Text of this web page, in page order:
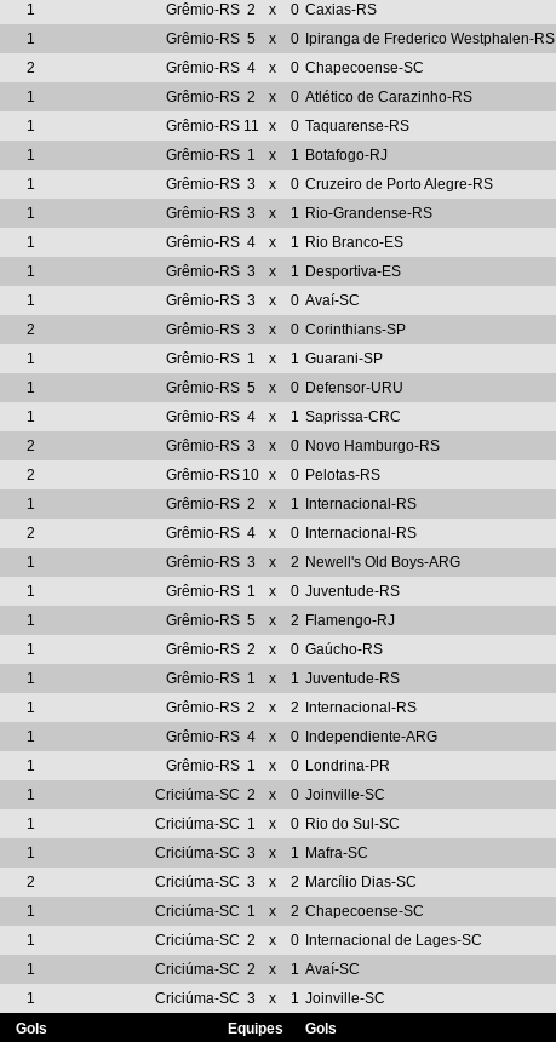
1 Grêmio-RS 2 x 0 Caxias-RS
1 Grêmio-RS 5 x 0 Ipiranga de Frederico Westphalen-RS
2 Grêmio-RS 4 x 0 Chapecoense-SC
1 Grêmio-RS 2 x 0 Atlético de Carazinho-RS
1 Grêmio-RS 11 x 0 Taquarense-RS
1 Grêmio-RS 1 x 1 Botafogo-RJ
1 Grêmio-RS 3 x 0 Cruzeiro de Porto Alegre-RS
1 Grêmio-RS 3 x 1 Rio-Grandense-RS
1 Grêmio-RS 4 x 1 Rio Branco-ES
1 Grêmio-RS 3 x 1 Desportiva-ES
1 Grêmio-RS 3 x 0 Avaí-SC
2 Grêmio-RS 3 x 0 Corinthians-SP
1 Grêmio-RS 1 x 1 Guarani-SP
1 Grêmio-RS 5 x 0 Defensor-URU
1 Grêmio-RS 4 x 1 Saprissa-CRC
2 Grêmio-RS 3 x 0 Novo Hamburgo-RS
2 Grêmio-RS 10 x 0 Pelotas-RS
1 Grêmio-RS 2 x 1 Internacional-RS
2 Grêmio-RS 4 x 0 Internacional-RS
1 Grêmio-RS 3 x 2 Newell's Old Boys-ARG
1 Grêmio-RS 1 x 0 Juventude-RS
1 Grêmio-RS 5 x 2 Flamengo-RJ
1 Grêmio-RS 2 x 0 Gaúcho-RS
1 Grêmio-RS 1 x 1 Juventude-RS
1 Grêmio-RS 2 x 2 Internacional-RS
1 Grêmio-RS 4 x 0 Independiente-ARG
1 Grêmio-RS 1 x 0 Londrina-PR
1 Criciúma-SC 2 x 0 Joinville-SC
1 Criciúma-SC 1 x 0 Rio do Sul-SC
1 Criciúma-SC 3 x 1 Mafra-SC
2 Criciúma-SC 3 x 2 Marcílio Dias-SC
1 Criciúma-SC 1 x 2 Chapecoense-SC
1 Criciúma-SC 2 x 0 Internacional de Lages-SC
1 Criciúma-SC 2 x 1 Avaí-SC
1 Criciúma-SC 3 x 1 Joinville-SC
Gols Equipes Gols